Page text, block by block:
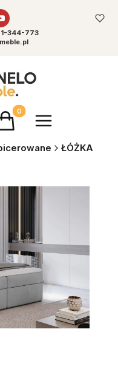
344-773
w koszyku: 0.
ŁÓŻKA